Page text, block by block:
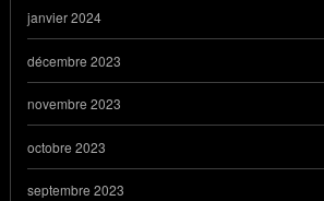
janvier 2024
décembre 2023
novembre 2023
octobre 2023
septembre 2023